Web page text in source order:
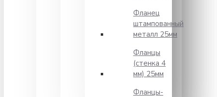
Фланец
штампованный
металл 25мм
Фланцы
(стенка 4
мм) 25мм
Фланцы-